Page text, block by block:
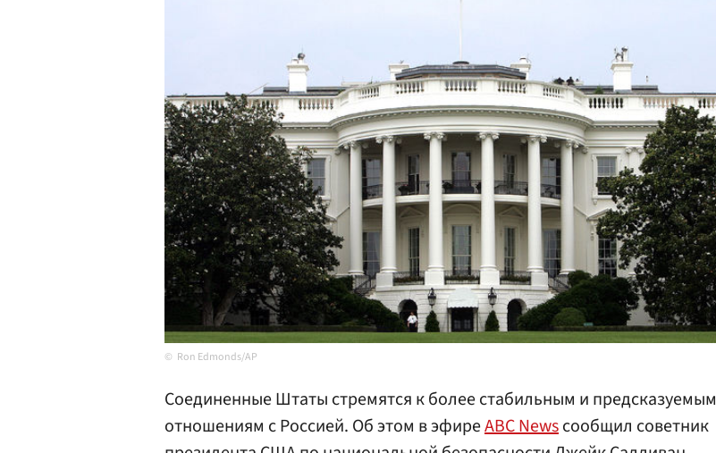
Ron Edmonds/AP
Соединенные Штаты стремятся к более стабильным и предсказуемым
отношениям с Россией. Об этом в эфиреABC Newsсообщил советник